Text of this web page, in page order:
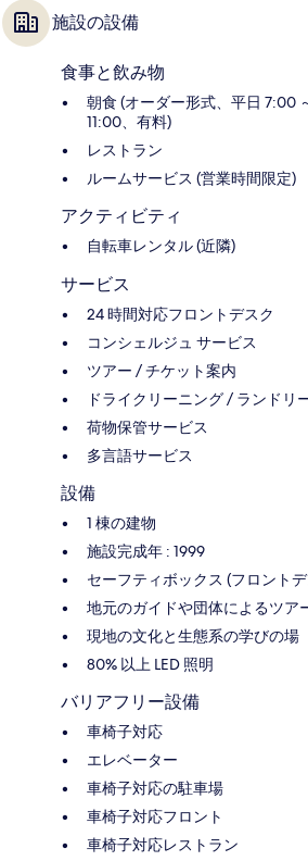
施設の設備
食事と飲み物
朝食 (オーダー形式、平日 7:00
11:00、有料)
レストラン
ルームサービス (営業時間限定)
アクティビティ
自転車レンタル (近隣)
サービス
24 時間対応フロントデスク
コンシェルジュ サービス
ツアー / チケット案内
ドライクリーニング / ランドリ
荷物保管サービス
多言語サービス
設備
1 棟の建物
施設完成年 : 1999
セーフティボックス (フロント
地元のガイドや団体によるツア
現地の文化と生態系の学びの場
80% 以上 LED 照明
バリアフリー設備
車椅子対応
エレベーター
車椅子対応の駐車場
車椅子対応フロント
車椅子対応レストラン